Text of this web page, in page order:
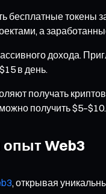
бесплатные токены
а
дохода.
в день.
получать
получить $5–$10.
опыт Web3
, открывая